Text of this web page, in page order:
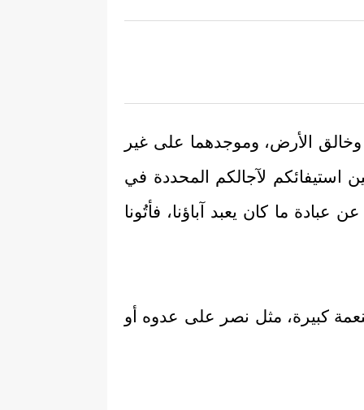
الأرض، وموجدهما على غير
استيفائكم لآجالكم المحددة في
عبادة ما كان يعبد آباؤنا، فأتُونا
كبيرة، مثل نصر على عدوه أو